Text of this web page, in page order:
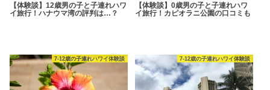
【体験談】12歳男の子と子連れハワ
イ旅行！ハナウマ湾の評判は…？
【体験談】0歳男の子と子連れハワ
イ旅行！カピオラニ公園の口コミも
7-12歳の子連れハワイ体験談 7-12歳の子連れハワイ体験談